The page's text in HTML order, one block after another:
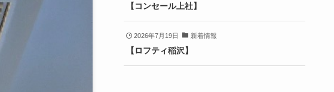
【コンセール上社】
2026年7月19日 新着情報
【ロフティ稲沢】